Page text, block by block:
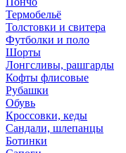
Термобельё
Толстовки и свитера
Футболки и поло
Шорты
Лонгсливы, рашгарды
Кофты флисовые
Рубашки
Обувь
Кроссовки, кеды
Сандали, шлепанцы
Ботинки